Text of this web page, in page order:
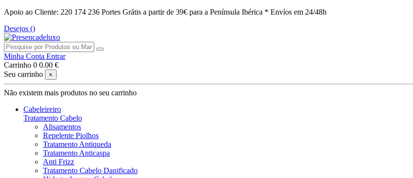
Apoio ao Cliente: 220 174 236 Portes Grátis a partir de 39€ para a Península Ibérica * Envíos em 24/48h
Desejos ()
Minha Conta Entrar
Carrinho 0 0.00 €
Seu carrinho
×
Não existem mais produtos no seu carrinho
Cabeleireiro
Tratamento Cabelo
Alisamentos
Repelente Piolhos
Tratamento Antiqueda
Tratamento Anticaspa
Anti Frizz
Tratamento Cabelo Danificado